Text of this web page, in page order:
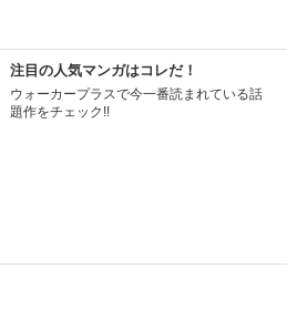
注目の人気マンガはコレだ！
ウォーカープラスで今一番読まれている話
題作をチェック!!